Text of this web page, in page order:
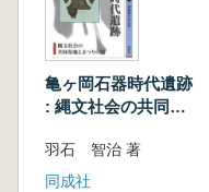
亀ヶ岡石器時代遺跡
: 縄文社会の共同墓
羽石 智治 著
同成社